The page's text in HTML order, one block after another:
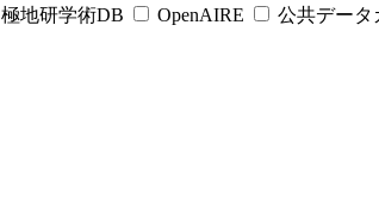
極地研学術DB OpenAIRE 公共データ